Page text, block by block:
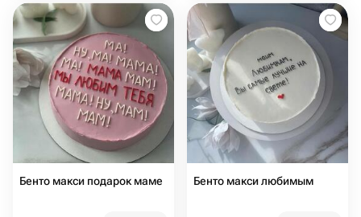
Бенто макси подарок маме Бенто макси любимым